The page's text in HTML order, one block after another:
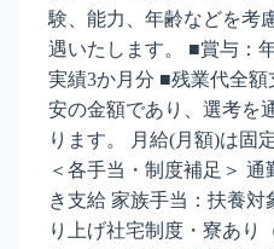
験、能力、年齢などを考
遇いたします。 ■賞与：
実績3か月分 ■残業代全額
安の金額であり、選考を
ります。 月給(月額)は固
＜各手当・制度補足＞
き支給 家族手当：扶養
り上げ社宅制度・寮あり